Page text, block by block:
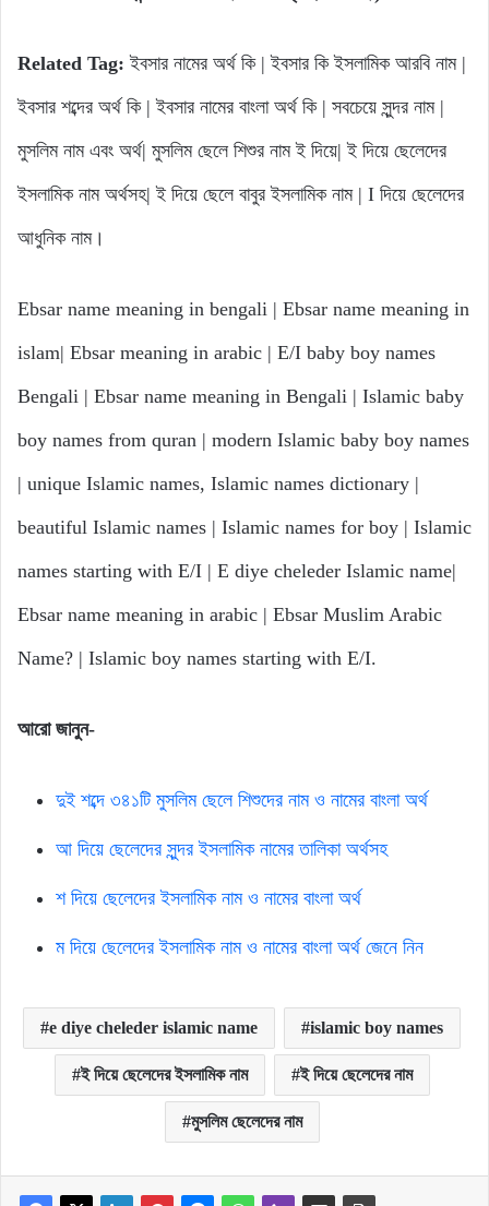
Related Tag: ইবসার নামের অর্থ কি | ইবসার কি ইসলামিক আরবি নাম |
ইবসার শব্দের অর্থ কি | ইবসার নামের বাংলা অর্থ কি | সবচেয়ে সুন্দর নাম |
মুসলিম নাম এবং অর্থ| মুসলিম ছেলে শিশুর নাম ই দিয়ে| ই দিয়ে ছেলেদের
ইসলামিক নাম অর্থসহ| ই দিয়ে ছেলে বাবুর ইসলামিক নাম | I দিয়ে ছেলেদের
আধুনিক নাম।
Ebsar name meaning in bengali | Ebsar name meaning in
islam| Ebsar meaning in arabic | E/I baby boy names
Bengali | Ebsar name meaning in Bengali | Islamic baby
boy names from quran | modern Islamic baby boy names
| unique Islamic names, Islamic names dictionary |
beautiful Islamic names | Islamic names for boy | Islamic
names starting with E/I | E diye cheleder Islamic name|
Ebsar name meaning in arabic | Ebsar Muslim Arabic
Name? | Islamic boy names starting with E/I.
আরোজানুন-
দুই শব্দে ৩৪১টি মুসলিম ছেলে শিশুদের নাম ও নামের বাংলা অর্থ
আ দিয়ে ছেলেদের সুন্দর ইসলামিক নামের তালিকা অর্থসহ
শ দিয়ে ছেলেদের ইসলামিক নাম ও নামের বাংলা অর্থ
ম দিয়ে ছেলেদের ইসলামিক নাম ও নামের বাংলা অর্থ জেনে নিন
e diye cheleder islamic name islamic boy names
ই দিয়ে ছেলেদের ইসলামিক নাম ই দিয়ে ছেলেদের নাম
মুসলিম ছেলেদের নাম